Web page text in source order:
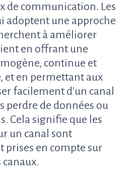
de communication. Les
adoptent une approche
à améliorer
en offrant une
continue et
et en permettant aux
facilement d'un canal
perdre de données ou
Cela signifie que les
un canal sont
prises en compte sur
canaux.